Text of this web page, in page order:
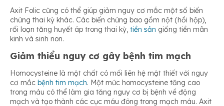
Axit Folic cũng có thể giúp giảm nguy cơ mắc một số biến
chứng thai kỳ khác. Các biến chứng bao gồm nột (hồi hộp),
rối loạn tăng huyết áp trong thai kỳ, tiền sản giống tiền mãn
kinh và sinh non.
Giảm thiểu nguy cơ gây bệnh tim mạch
Homocysteine là một chất có mối liên hệ mật thiết với nguy
cơ mắc bệnh tim mạch. Một mức homocysteine tăng cao
trong máu có thể làm gia tăng nguy cơ bị bệnh về động
mạch và tạo thành các cục máu đông trong mạch máu. Axit